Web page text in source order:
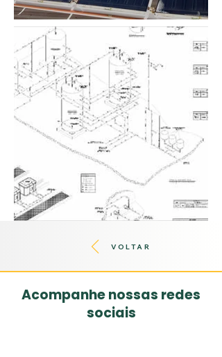
VOLTAR
Acompanhe nossas redes
sociais